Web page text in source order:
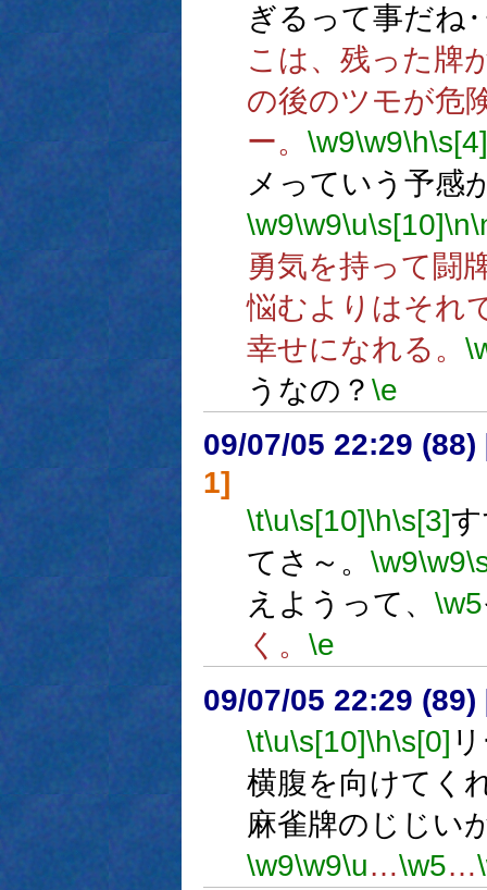
ぎるって事だね
こは、残った牌
の後のツモが危
ー。 \w9\w9\h\s[4]
メっていう予感
\w9\w9\u\s[10]\n
勇気を持って闘
悩むよりはそれ
幸せになれる。
うなの？ \e
09/07/05 22:29 (88)
1]
\t\u\s[10]\h\s[3]
てさ～。 \w9\w9
えようって、 \w5
く。 \e
09/07/05 22:29 (89)
\t\u\s[10]\h\s[0]
横腹を向けてく
麻雀牌のじじい
\w9\w9\u…\w5…